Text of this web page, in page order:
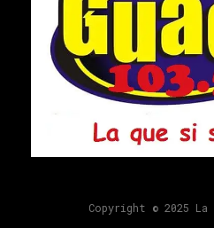
Copyright © 2025 La